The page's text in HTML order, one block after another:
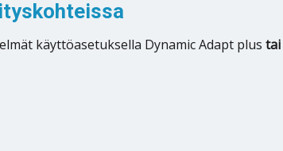
käyttöasetuksella Dynamic Adapt plus tai